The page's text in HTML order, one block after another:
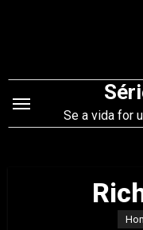
conteúdo
Se a vida for